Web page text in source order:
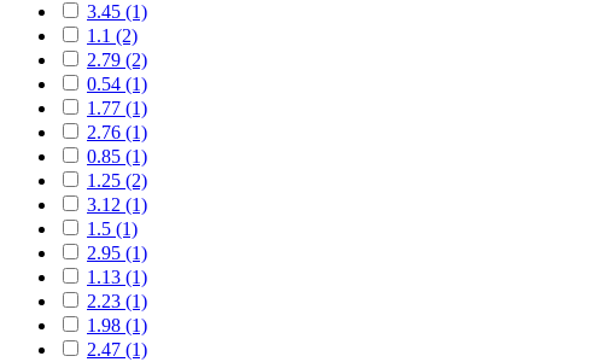
3.45 (1)
1.1 (2)
2.79 (2)
0.54 (1)
1.77 (1)
2.76 (1)
0.85 (1)
1.25 (2)
3.12 (1)
1.5 (1)
2.95 (1)
1.13 (1)
2.23 (1)
1.98 (1)
2.47 (1)